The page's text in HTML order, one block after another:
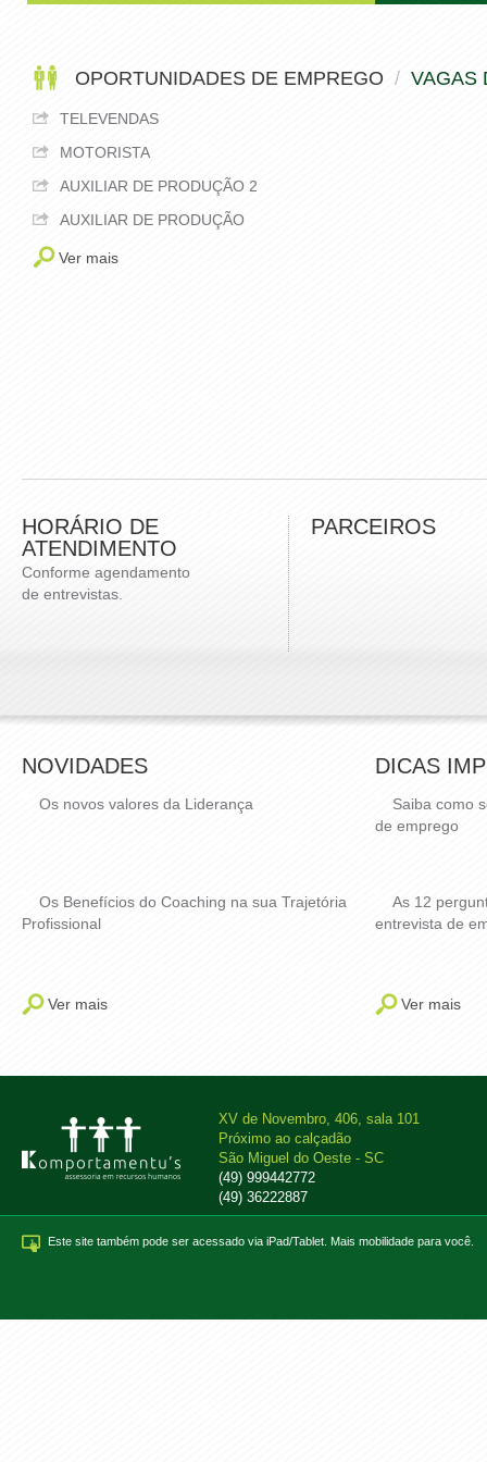
OPORTUNIDADES DE EMPREGO / VAGAS
TELEVENDAS
MOTORISTA
AUXILIAR DE PRODUÇÃO 2
AUXILIAR DE PRODUÇÃO
Ver mais
HORÁRIO DE
ATENDIMENTO
Conforme agendamento
de entrevistas.
PARCEIROS
NOVIDADES
Os novos valores da Liderança
Os Benefícios do Coaching na sua Trajetória
Profissional
Ver mais
DICAS
Saiba como
de emprego
As 12
entrevista de
Ver mais
XV de Novembro, 406, sala 101
Próximo ao calçadão
São Miguel do Oeste - SC
(49) 999442772
(49) 36222887
Este site também pode ser acessado via iPad/Tablet. Mais mobilidade para você.